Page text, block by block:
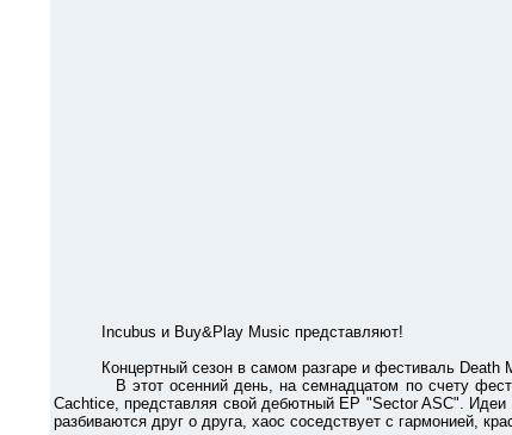
Incubus и Buy&Play Music представляют!
Концертный сезон в самом разгаре и фестиваль Death
В этот осенний день, на семнадцатом по счету
Cachtice, представляя свой дебютный EP "Sector ASC".
разбиваются друг о друга, хаос соседствует с гармонией,